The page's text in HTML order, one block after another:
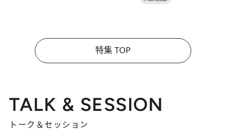
特集 TOP
TALK & SESSION
トーク＆セッション